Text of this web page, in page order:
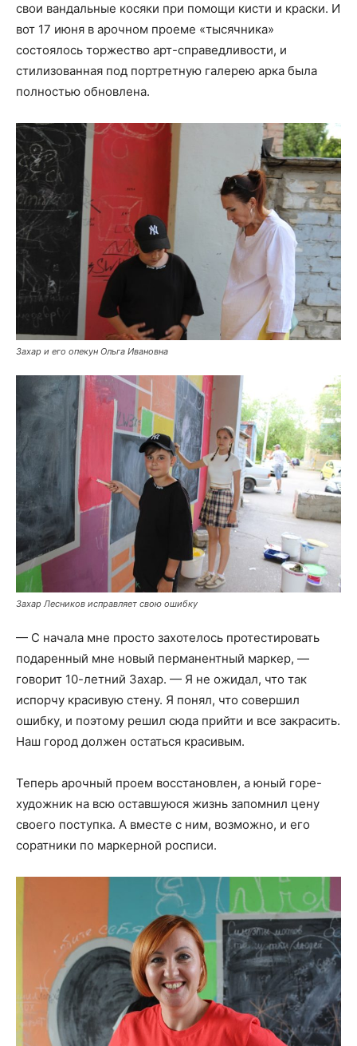
свои вандальные косяки при помощи кисти и краски. И
вот 17 июня в арочном проеме «тысячника»
состоялось торжество арт-справедливости, и
стилизованная под портретную галерею арка была
полностью обновлена.
Захар и его опекун Ольга Ивановна
Захар Лесников исправляет свою ошибку
— С начала мне просто захотелось протестировать
подаренный мне новый перманентный маркер, —
говорит 10-летний Захар. — Я не ожидал, что так
испорчу красивую стену. Я понял, что совершил
ошибку, и поэтому решил сюда прийти и все закрасить.
Наш город должен остаться красивым.
Теперь арочный проем восстановлен, а юный горе-
художник на всю оставшуюся жизнь запомнил цену
своего поступка. А вместе с ним, возможно, и его
соратники по маркерной росписи.